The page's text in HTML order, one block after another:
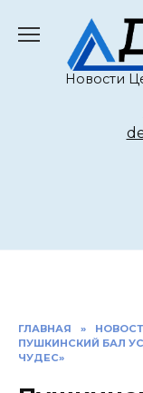
содержанию
Новости
ГЛАВНАЯ »
ПУШКИНСКИЙ БАЛ
ЧУДЕС»